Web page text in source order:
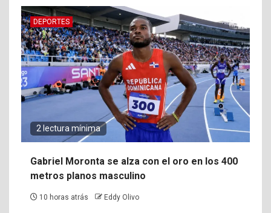
DEPORTES
2 lectura mínima
Gabriel Moronta se alza con el oro en los 400
metros planos masculino
10 horas atrás Eddy Olivo